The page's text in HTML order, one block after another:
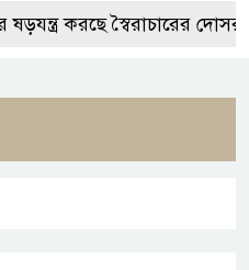
করছে স্বৈরাচারের দোসররা-